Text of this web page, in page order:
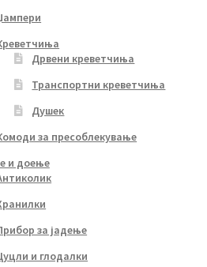
Дрвени креветчиња
Транспортни креветчиња
Душек
за пресоблекување
и доење
за јадење
и глодалки